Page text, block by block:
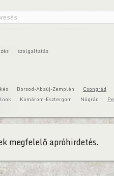
szolgaltatás
Borsod-Abaúj-Zemplén
Csongrád
Komárom-Esztergom Nógrád
megfelelő apróhirdetés.